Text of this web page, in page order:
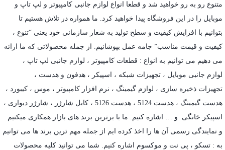
متنوع رو به رو خواهید شد و قطعا انواع لوازم جانبی کامپیوتر و لپ تاپ و
موبایل را در این فروشگاه پیدا خواهید کرد. ما همواره در تلاش هستیم تا
بتوانیم با افزایش کیفیت و سطح تولید به شعار سازمانی خود یعنی “تنوع ،
کیفیت و قیمت مناسب” جامه عمل بپوشانیم. از جمله محصولاتی که ما ارائه
می دهیم می توانیم به انواع : قطعات کامپیوتر ، لوازم جانبی لپ تاپ ،
لوازم جانبی موبایل ، تجهیزات شبکه ، اسپیکر ، هدفون و هدست ،
تجهیزات ذخیره سازی ، لوازم گیمینگ ، نرم افزار کامپیوتر ، موس ، کیبورد ،
هدست گیمینگ ، هدست 5124 ، هدست 5126 ، کابل شارژر ، شارژر دیواری ،
اسپیکر خانگی و … اشاره کنیم. ما با برترین برند های بازار همکاری میکنیم
و نمایندگی رسمی آن ها را اخذ کرده ایم از جمله مهم ترین برند ها می توانیم
به : تسکو ، پی نت و موکسوم اشاره کنیم. شما می توانید کلیه محصولات